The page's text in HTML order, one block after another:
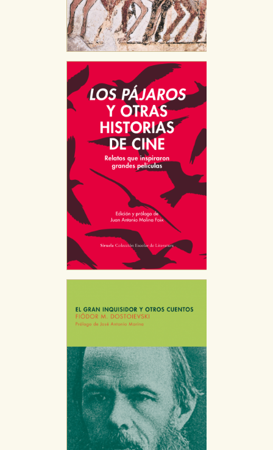
HABILITAR TODO
Cookies necesarias
Estas cookies son necesarias para que nuestro sitio
web funcione y no es posible deshabilitarlas desde
nuestro sistema. Es posible hacerlo desde el
navegador, pero en ese caso es posible que algunas
áreas de nuestra web dejen de funcionar
correctamente.
Cookies de rendimiento y analíticas